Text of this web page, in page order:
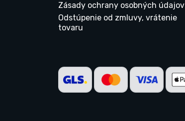
Zásady ochrany osobných údajov
Odstúpenie od zmluvy, vrátenie
tovaru